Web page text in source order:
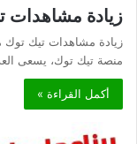
زيادة مشاهدات
زيادة مشاهدات تيك توك
منصة تيك توك، يسعى
أكمل القراءة »